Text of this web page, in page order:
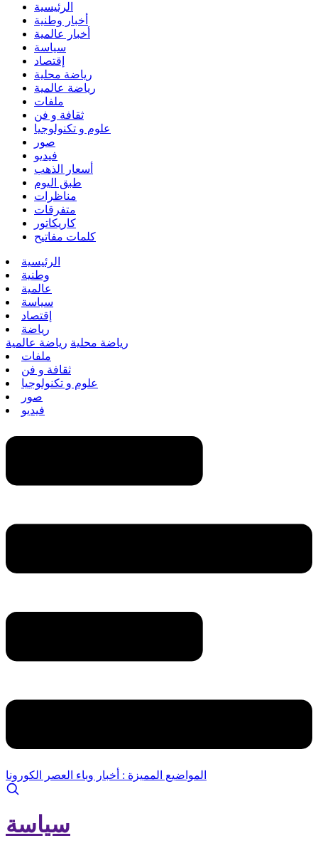
الرئيسية
أخبار وطنية
أخبار عالمية
سياسة
إقتصاد
رياضة محلية
رياضة عالمية
ملفات
ثقافة و فن
علوم و تكنولوجيا
صور
فيديو
أسعار الذهب
طبق اليوم
مناظرات
متفرقات
كاريكاتور
كلمات مفاتيح
الرئيسية
وطنية
عالمية
سياسة
إقتصاد
رياضة
رياضة محلية رياضة عالمية
ملفات
ثقافة و فن
علوم و تكنولوجيا
صور
فيديو
المواضيع المميزة : أخبار وباء العصر الكورونا
سياسة